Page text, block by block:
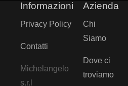
Informazioni
Privacy Policy
Contatti
Michelangelo
s.r.l
Azienda
Chi
Siamo
Dove ci
troviamo